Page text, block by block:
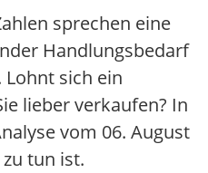
sprechen eine
Handlungsbedarf
sich ein
lieber verkaufen? In
vom 06. August
tun ist.